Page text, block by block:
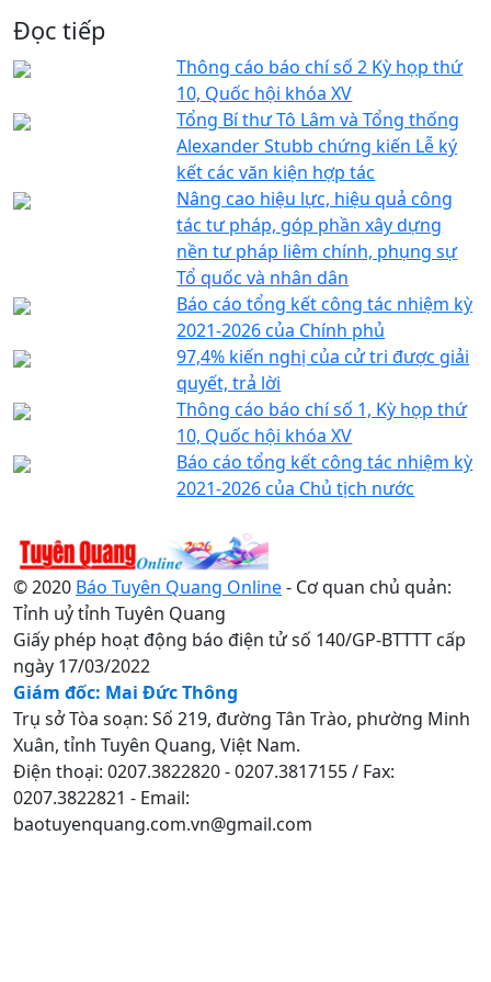
Đọc tiếp
Thông cáo báo chí số 2 Kỳ họp thứ
10, Quốc hội khóa XV
Tổng Bí thư Tô Lâm và Tổng thống
Alexander Stubb chứng kiến Lễ ký
kết các văn kiện hợp tác
Nâng cao hiệu lực, hiệu quả công
tác tư pháp, góp phần xây dựng
nền tư pháp liêm chính, phụng sự
Tổ quốc và nhân dân
Báo cáo tổng kết công tác nhiệm kỳ
2021-2026 của Chính phủ
97,4% kiến nghị của cử tri được giải
quyết, trả lời
Thông cáo báo chí số 1, Kỳ họp thứ
10, Quốc hội khóa XV
Báo cáo tổng kết công tác nhiệm kỳ
2021-2026 của Chủ tịch nước
© 2020 Báo Tuyên Quang Online- Cơ quan chủ quản:
Tỉnh uỷ tỉnh Tuyên Quang
Giấy phép hoạt động báo điện tử số 140/GP-BTTTT cấp
ngày 17/03/2022
Giám đốc: Mai Đức Thông
Trụ sở Tòa soạn: Số 219, đường Tân Trào, phường Minh
Xuân, tỉnh Tuyên Quang, Việt Nam.
Điện thoại: 0207.3822820 - 0207.3817155 / Fax:
0207.3822821 - Email:
baotuyenquang.com.vn@gmail.com